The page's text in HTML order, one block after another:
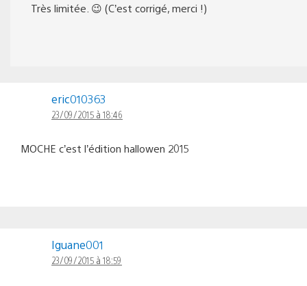
Très limitée. 😉 (C’est corrigé, merci !)
eric010363
23/09/2015 à 18:46
MOCHE c’est l’édition hallowen 2015
Iguane001
23/09/2015 à 18:59